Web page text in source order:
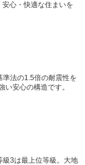
心・快適な住まいを
法の1.5倍の耐震性を
い安心の構造です。
3は最上位等級。大地